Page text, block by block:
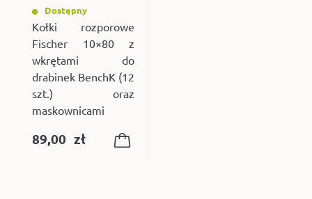
Dostępny
Kołki rozporowe
Fischer 10×80 z
wkrętami do
drabinek BenchK (12
szt.) oraz
maskownicami
89,00 zł